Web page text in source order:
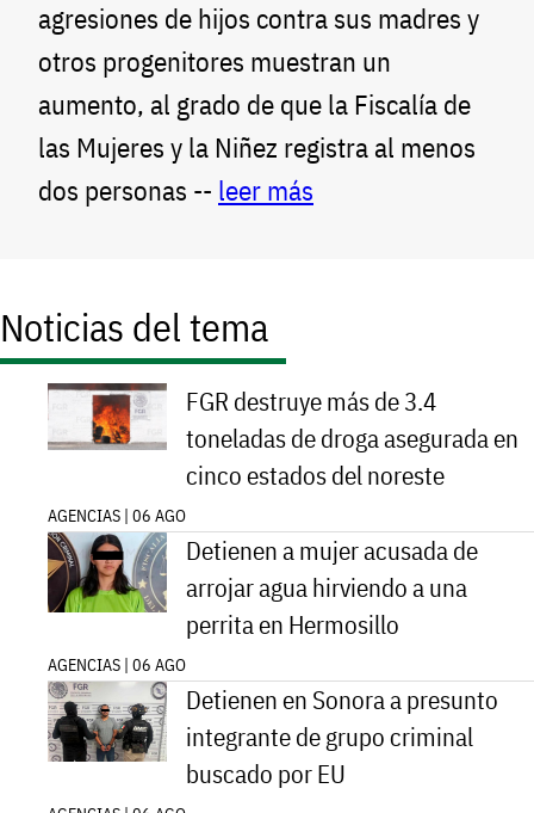
agresiones de hijos contra sus madres y
otros progenitores muestran un
aumento, al grado de que la Fiscalía de
las Mujeres y la Niñez registra al menos
dos personas -- leer más
Noticias del tema
FGR destruye más de 3.4
toneladas de droga asegurada en
cinco estados del noreste
AGENCIAS | 06 AGO
Detienen a mujer acusada de
arrojar agua hirviendo a una
perrita en Hermosillo
AGENCIAS | 06 AGO
Detienen en Sonora a presunto
integrante de grupo criminal
buscado por EU